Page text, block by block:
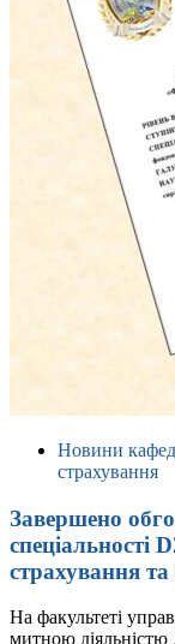
Новини
страхування
Завершено
спеціальності
страхування
На факультеті
митною діяльністю